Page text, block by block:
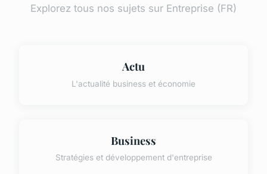
Explorez tous nos sujets sur Entreprise (FR)
Actu
L'actualité business et économie
Business
Stratégies et développement d'entreprise